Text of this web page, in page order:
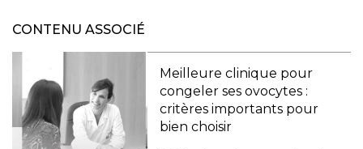
CONTENU ASSOCIÉ
Meilleure clinique pour
congeler ses ovocytes :
critères importants pour
bien choisir